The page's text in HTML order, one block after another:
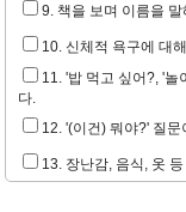
9. 책을 보며 이름을
10. 신체적 욕구에 대
11. '밥 먹고 싶어?, '놀
다.
12. '(이건) 뭐야?' 질문
13. 장난감, 음식, 옷